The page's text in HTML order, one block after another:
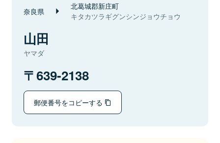
奈良県 北葛城郡新庄町
キタカツラギグンシンジョウチョウ
山田
ヤマダ
639-2138
郵便番号をコピーする